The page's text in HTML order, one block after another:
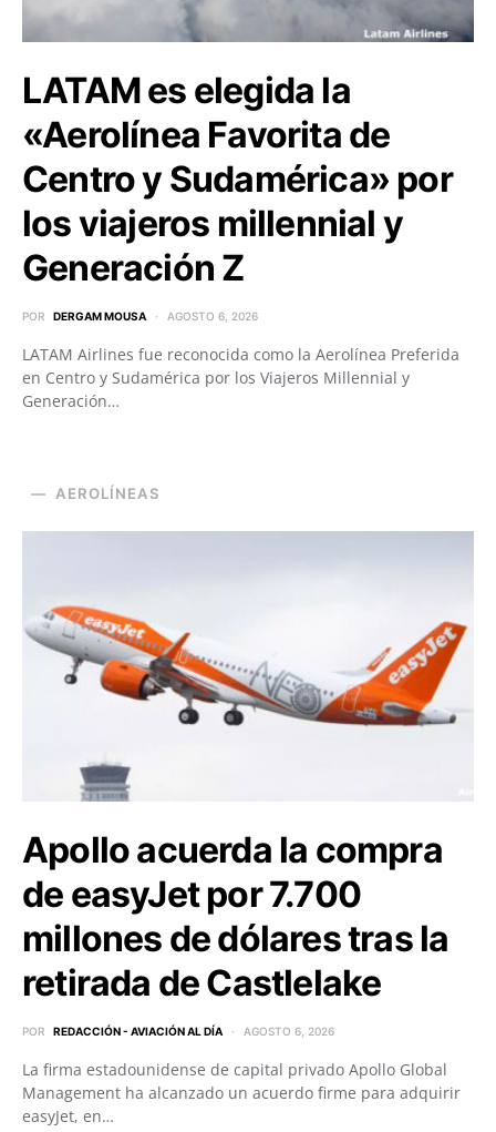
LATAM es elegida la
«Aerolínea Favorita de
Centro y Sudamérica» por
los viajeros millennial y
Generación Z
POR DERGAM MOUSA AGOSTO 6, 2026
LATAM Airlines fue reconocida como la Aerolínea Preferida
en Centro y Sudamérica por los Viajeros Millennial y
Generación…
AEROLÍNEAS
Apollo acuerda la compra
de easyJet por 7.700
millones de dólares tras la
retirada de Castlelake
POR REDACCIÓN - AVIACIÓN AL DÍA AGOSTO 6, 2026
La firma estadounidense de capital privado Apollo Global
Management ha alcanzado un acuerdo firme para adquirir
easyJet, en…